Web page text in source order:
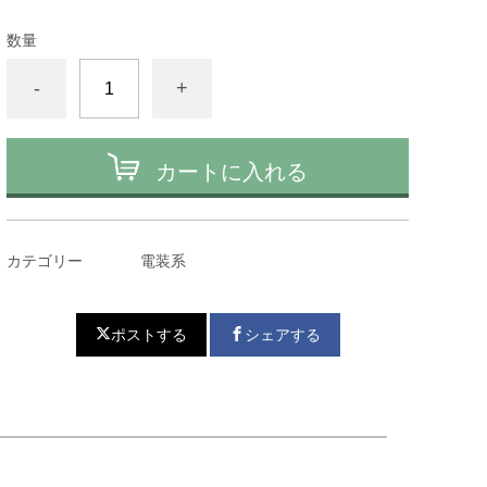
数量
- +
カートに入れる
カテゴリー 電装系
ポストする シェアする